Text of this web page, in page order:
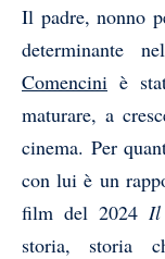
Il padre, nonno
determinante
Comencini è
maturare, a
cinema. Per
con lui è un
film del 2024 Il
storia, storia